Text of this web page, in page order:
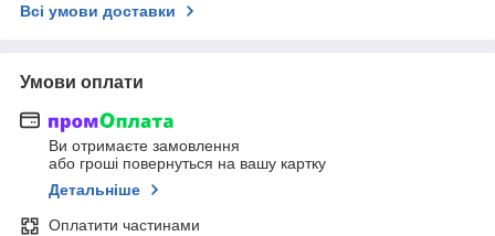
Всі умови доставки
Умови оплати
Ви отримаєте замовлення
або гроші повернуться на вашу картку
Детальніше
Оплатити частинами